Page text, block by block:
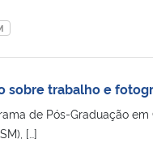
sobre trabalho e
de Pós-Graduação em
[…]